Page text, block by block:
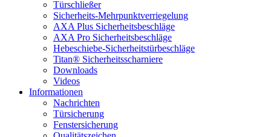
Türschließer
Sicherheits-Mehrpunktverriegelung
AXA Plus Sicherheitsbeschläge
AXA Pro Sicherheitsbeschläge
Hebeschiebe-Sicherheitstürbeschläge
Titan® Sicherheitsscharniere
Downloads
Videos
Informationen
Nachrichten
Türsicherung
Fenstersicherung